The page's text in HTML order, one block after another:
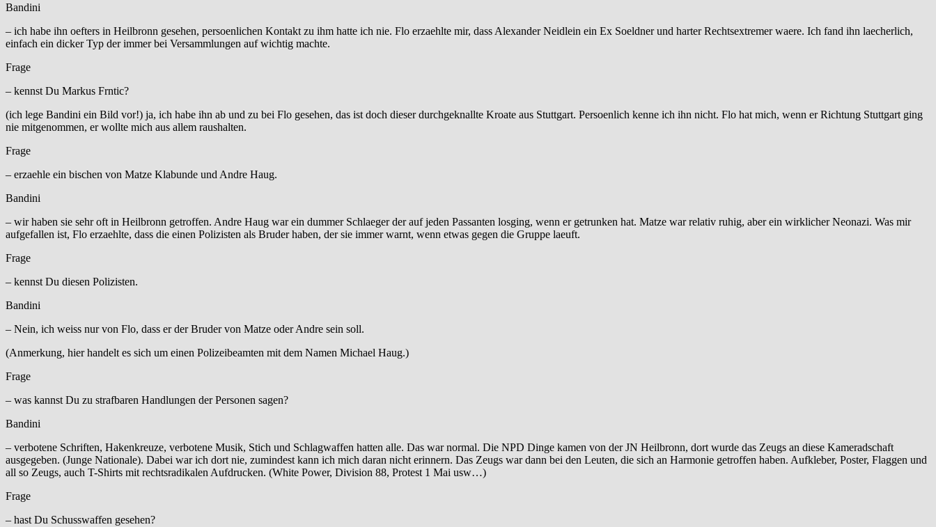
Bandini
– ich habe ihn oefters in Heilbronn gesehen, persoenlichen Kontakt zu ihm hatte ich nie. Flo erzaehlte mir, dass Alexander Neidlein ein Ex Soeldner und harter Rechtsextremer waere. Ich fand ihn laecherlich,
einfach ein dicker Typ der immer bei Versammlungen auf wichtig machte.
Frage
– kennst Du Markus Frntic?
(ich lege Bandini ein Bild vor!) ja, ich habe ihn ab und zu bei Flo gesehen, das ist doch dieser durchgeknallte Kroate aus Stuttgart. Persoenlich kenne ich ihn nicht. Flo hat mich, wenn er Richtung Stuttgart ging
nie mitgenommen, er wollte mich aus allem raushalten.
Frage
– erzaehle ein bischen von Matze Klabunde und Andre Haug.
Bandini
– wir haben sie sehr oft in Heilbronn getroffen. Andre Haug war ein dummer Schlaeger der auf jeden Passanten losging, wenn er getrunken hat. Matze war relativ ruhig, aber ein wirklicher Neonazi. Was mir
aufgefallen ist, Flo erzaehlte, dass die einen Polizisten als Bruder haben, der sie immer warnt, wenn etwas gegen die Gruppe laeuft.
Frage
– kennst Du diesen Polizisten.
Bandini
– Nein, ich weiss nur von Flo, dass er der Bruder von Matze oder Andre sein soll.
(Anmerkung, hier handelt es sich um einen Polizeibeamten mit dem Namen Michael Haug.)
Frage
– was kannst Du zu strafbaren Handlungen der Personen sagen?
Bandini
– verbotene Schriften, Hakenkreuze, verbotene Musik, Stich und Schlagwaffen hatten alle. Das war normal. Die NPD Dinge kamen von der JN Heilbronn, dort wurde das Zeugs an diese Kameradschaft
ausgegeben. (Junge Nationale). Dabei war ich dort nie, zumindest kann ich mich daran nicht erinnern. Das Zeugs war dann bei den Leuten, die sich an Harmonie getroffen haben. Aufkleber, Poster, Flaggen und
all so Zeugs, auch T-Shirts mit rechtsradikalen Aufdrucken. (White Power, Division 88, Protest 1 Mai usw…)
Frage
– hast Du Schusswaffen gesehen?